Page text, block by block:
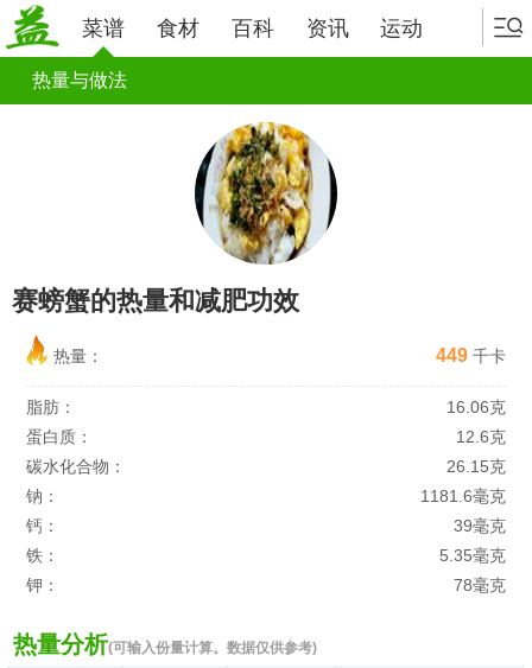
菜谱 食材 百科 资讯 运动
热量与做法
赛螃蟹的热量和减肥功效
热量： 449 千卡
脂肪：
16.06克
蛋白质：
12.6克
碳水化合物：
26.15克
钠：
1181.6毫克
钙：
39毫克
铁：
5.35毫克
钾：
78毫克
热量分析(可输入份量计算。数据仅供参考)